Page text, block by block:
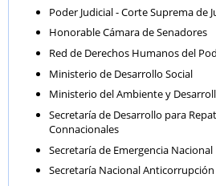
Poder Judicial - Corte Suprema de
Honorable Cámara de Senadores
Red de Derechos Humanos del
Ministerio de Desarrollo Social
Ministerio del Ambiente y
Secretaría de Desarrollo para
Connacionales
Secretaría de Emergencia Nacional
Secretaría Nacional Anticorrupción